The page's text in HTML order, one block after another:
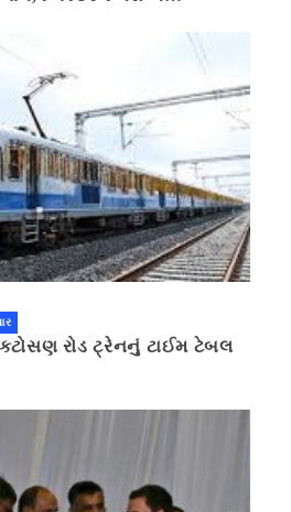
રોડ ટ્રેનનું ટાઈમ ટેબલ